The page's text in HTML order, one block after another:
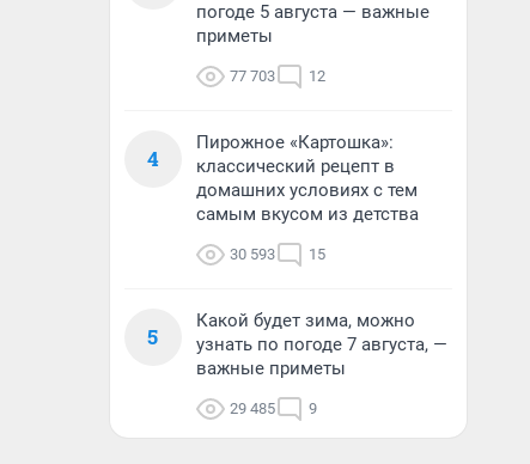
погоде 5 августа — важные
приметы
77 703 12
4
Пирожное «Картошка»:
классический рецепт в
домашних условиях с тем
самым вкусом из детства
30 593 15
5
Какой будет зима, можно
узнать по погоде 7 августа, —
важные приметы
29 485 9